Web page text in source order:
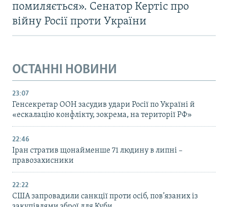
помиляється». Сенатор Кертіс про
війну Росії проти України
ОСТАННІ НОВИНИ
23:07
Генсекретар ООН засудив удари Росії по Україні й
«ескалацію конфлікту, зокрема, на території РФ»
22:46
Іран стратив щонайменше 71 людину в липні –
правозахисники
22:22
США запровадили санкції проти осіб, пов’язаних із